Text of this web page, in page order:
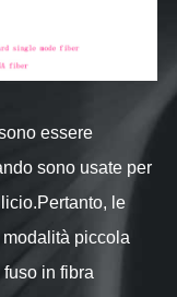
essere
sono usate per
le
piccola
in fibra